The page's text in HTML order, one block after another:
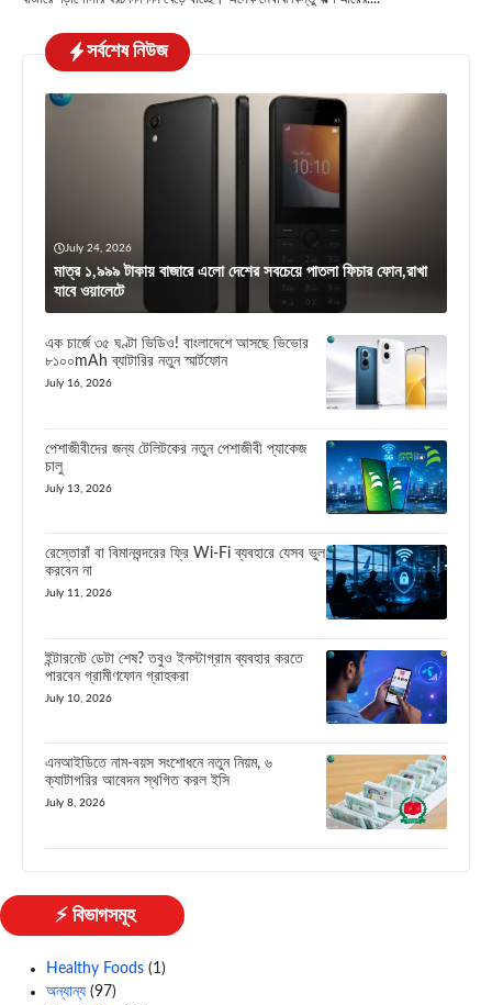
সর্বশেষ নিউজ
July 24, 2026
মাত্র ১,৯৯৯ টাকায় বাজারে এলো দেশের সবচেয়ে পাতলা ফিচার ফোন,রাখা
যাবে ওয়ালেটে
এক চার্জে ৩৫ ঘণ্টা ভিডিও! বাংলাদেশে আসছে ভিভোর
৮১০০mAh ব্যাটারির নতুন স্মার্টফোন
July 16, 2026
পেশাজীবীদের জন্য টেলিটকের নতুন পেশাজীবী প্যাকেজ
চালু
July 13, 2026
রেস্তোরাঁ বা বিমানবন্দরের ফ্রি Wi-Fi ব্যবহারে যেসব ভুল
করবেন না
July 11, 2026
ইন্টারনেট ডেটা শেষ? তবুও ইনস্টাগ্রাম ব্যবহার করতে
পারবেন গ্রামীণফোন গ্রাহকরা
July 10, 2026
এনআইডিতে নাম-বয়স সংশোধনে নতুন নিয়ম, ৬
ক্যাটাগরির আবেদন স্থগিত করল ইসি
July 8, 2026
⚡ বিভাগসমূহ
Healthy Foods (1)
অন্যান্য (97)